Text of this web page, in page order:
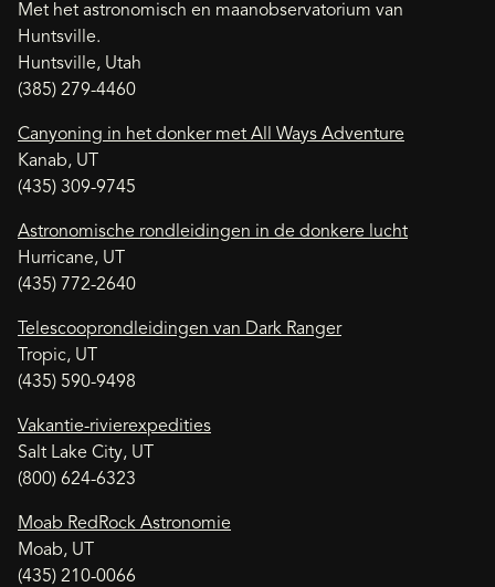
Met het astronomisch en maanobservatorium van
Huntsville.
Huntsville, Utah
(385) 279-4460
Canyoning in het donker met All Ways Adventure
Kanab, UT
(435) 309-9745
Astronomische rondleidingen in de donkere lucht
Hurricane, UT
(435) 772-2640
Telescooprondleidingen van Dark Ranger
Tropic, UT
(435) 590-9498
Vakantie-rivierexpedities
Salt Lake City, UT
(800) 624-6323
Moab RedRock Astronomie
Moab, UT
(435) 210-0066